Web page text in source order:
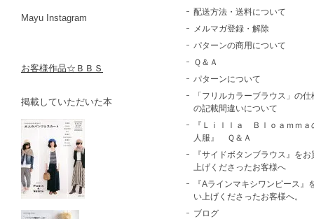
Mayu Instagram
お客様作品☆ＢＢＳ
掲載していただいた本
配送方法・送料について
メルマガ登録・解除
パターンの商用について
Ｑ＆Ａ
パターンについて
「フリルカラーブラウス」の仕
の記載間違いについて
『Ｌｉｌｌａ Ｂｌｏａｍｍａ
人服』 Ｑ＆Ａ
『サイドボタンブラウス』をお
上げくださったお客様へ
『Aラインマキシワンピース』
い上げくださったお客様へ。
ブログ